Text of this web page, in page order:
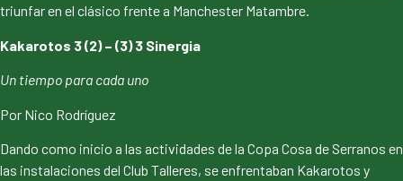
triunfar en el clásico frente a Manchester Matambre.
Kakarotos 3 (2) – (3) 3 Sinergia
Un tiempo para cada uno
Por Nico Rodríguez
Dando como inicio a las actividades de la Copa Cosa de Serranos en
las instalaciones del Club Talleres, se enfrentaban Kakarotos y